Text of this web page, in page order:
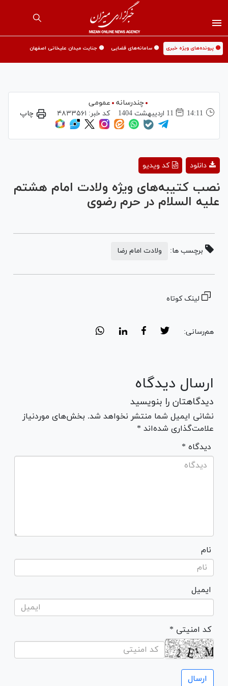
🟡 پرونده‌های ویژه خبری 🟡 سامانه‌های قضایی 🟡 جنایت میدان علیخانی اصفهان
چندرسانه
عمومی
14:11
11 ارديبهشت 1404 کد خبر: ۴۸۳۳۵۶۱ چاپ
Video
کد ویدیو دانلود
نصب کتیبه‌های ویژه ولادت امام هشتم
علیه السلام در حرم رضوی
برچسب ها: ولادت امام رضا
لینک کوتاه
هم‌رسانی:
ارسال دیدگاه
دیدگاهتان را بنویسید
نشانی ایمیل شما منتشر نخواهد شد. بخش‌های موردنیاز
علامت‌گذاری شده‌اند *
* دیدگاه
نام
ایمیل
* کد امنیتی